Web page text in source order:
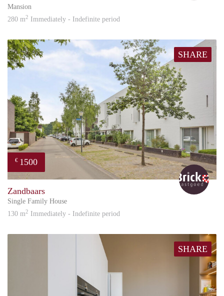
Mansion
280 m2 Immediately - Indefinite period
SHARE
€ 1500
Brick
Zandbaars
Single Family House
130 m2 Immediately - Indefinite period
SHARE